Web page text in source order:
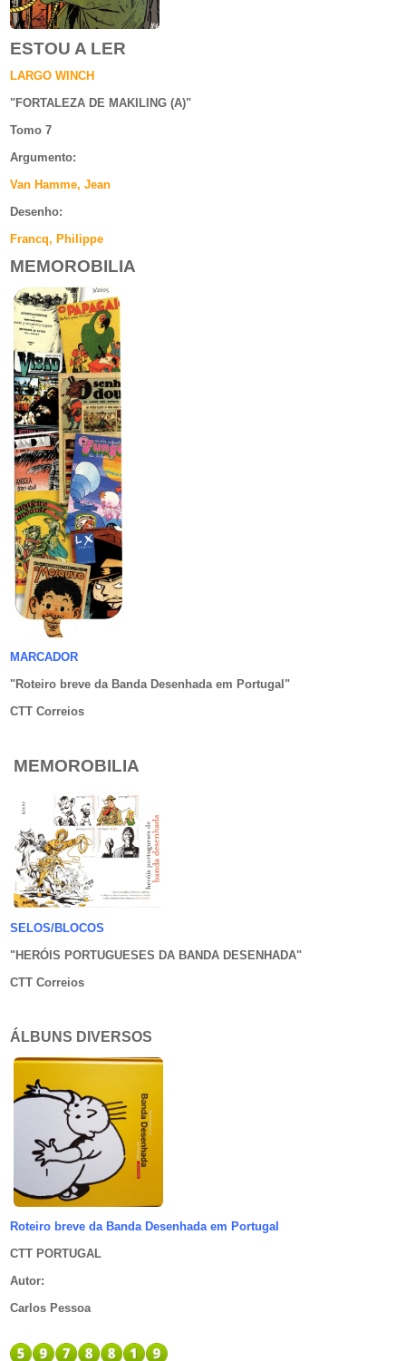
ESTOU A LER
LARGO WINCH
"FORTALEZA DE MAKILING (A)"
Tomo 7
Argumento:
Van Hamme, Jean
Desenho:
Francq, Philippe
MEMOROBILIA
MARCADOR
"Roteiro breve da Banda Desenhada em Portugal "
CTT Correios
MEMOROBILIA
SELOS/BLOCOS
"HERÓIS PORTUGUESES DA BANDA DESENHADA"
CTT Correios
ÁLBUNS DIVERSOS
Roteiro breve da Banda Desenhada em Portugal
CTT PORTUGAL
Autor:
Carlos Pessoa